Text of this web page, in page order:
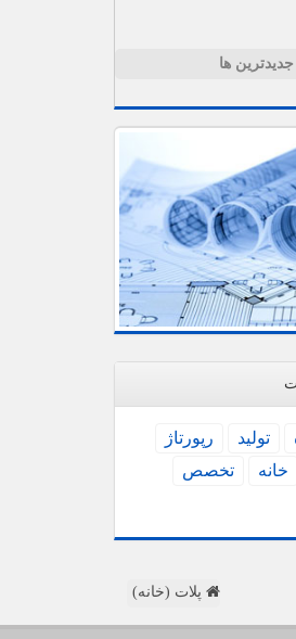
جدیدترین ها
تولید
رپورتاژ
خانه
تخصص
پلات (خانه)